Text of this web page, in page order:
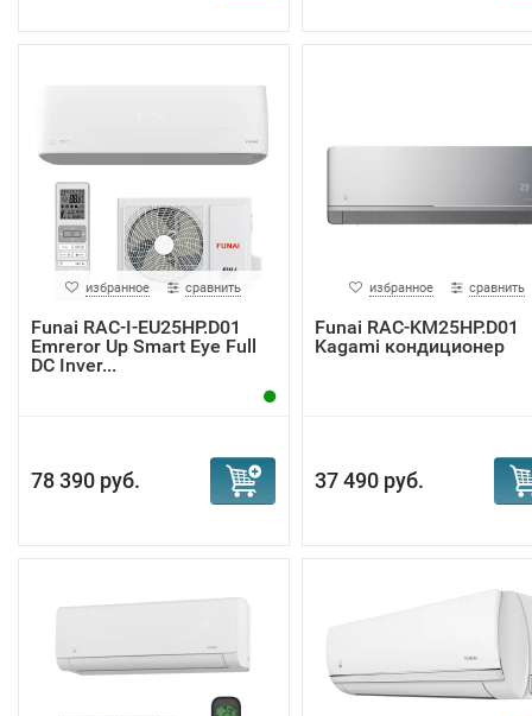
избранное сравнить
Funai RAC-I-EU25HP.D01
Emreror Up Smart Eye Full
DC Inver...
78 390 руб.
избранное сравнить
Funai RAC-KM25HP.D01
Kagami кондиционер
37 490 руб.